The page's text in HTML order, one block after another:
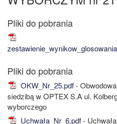
OKW_Nr_25.pdf-
siedzibą w OPTEX S.A ul.
wyborczego
Uchwała_Nr_6.pdf-